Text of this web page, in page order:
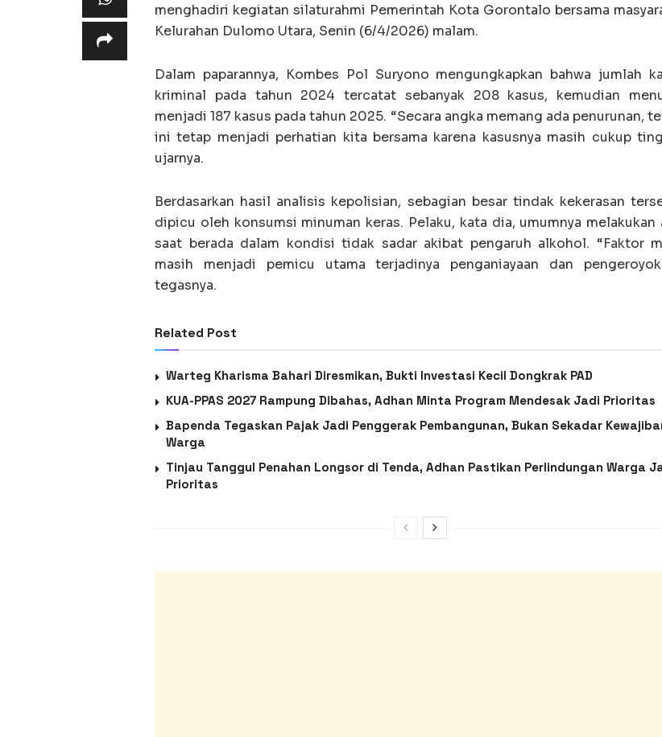
menghadiri kegiatan silaturahmi Pemerintah Kota Gorontalo bersama
Kelurahan Dulomo Utara, Senin (6/4/2026) malam.
Dalam paparannya, Kombes Pol Suryono mengungkapkan bahwa jumlah
kriminal pada tahun 2024 tercatat sebanyak 208 kasus, kemudian
menjadi 187 kasus pada tahun 2025. “Secara angka memang ada penurunan,
ini tetap menjadi perhatian kita bersama karena kasusnya masih cukup
ujarnya.
Berdasarkan hasil analisis kepolisian, sebagian besar tindak kekerasan
dipicu oleh konsumsi minuman keras. Pelaku, kata dia, umumnya melakukan
saat berada dalam kondisi tidak sadar akibat pengaruh alkohol. “Faktor
masih menjadi pemicu utama terjadinya penganiayaan dan
tegasnya.
Related Post
Warteg Kharisma Bahari Diresmikan, Bukti Investasi Kecil Dongkrak PAD
KUA-PPAS 2027 Rampung Dibahas, Adhan Minta Program Mendesak Jadi Prioritas
Bapenda Tegaskan Pajak Jadi Penggerak Pembangunan, Bukan Sekadar
Warga
Tinjau Tanggul Penahan Longsor di Tenda, Adhan Pastikan Perlindungan Warga
Prioritas